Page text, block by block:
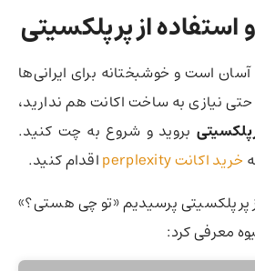
استفاده از پرپلکسیتی
است و خوشبختانه برای ایرانی‌ها
نیازی به ساخت اکانت هم ندارید،
بروید و شروع به چت کنید.
خرید اکانت perplexity
اقدام کنید.
پرپلکسیتی پرسیدیم «تو چی هستی؟»
معرفی کرد: